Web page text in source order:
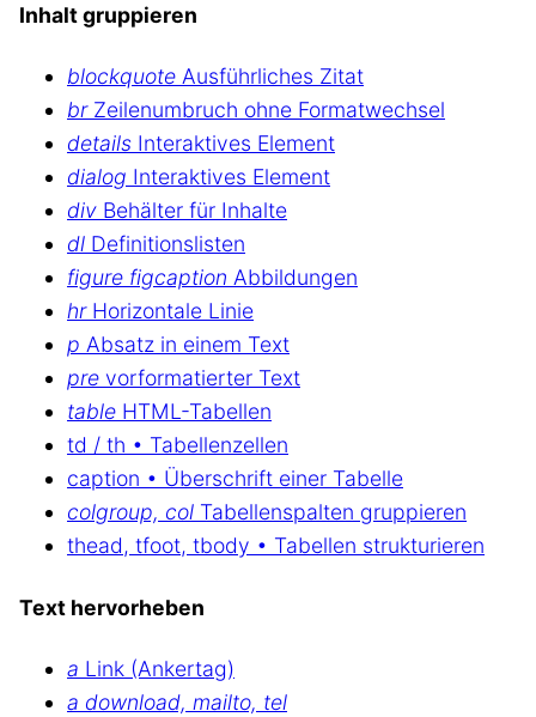
Inhalt gruppieren
blockquote Ausführliches Zitat
brZeilenumbruch ohne Formatwechsel
details Interaktives Element
dialog Interaktives Element
div Behälter für Inhalte
dl Definitionslisten
figure figcaption Abbildungen
hrHorizontale Linie
p Absatz in einem Text
pre vorformatierter Text
table HTML-Tabellen
td / th • Tabellenzellen
caption • Überschrift einer Tabelle
colgroup, col Tabellenspalten gruppieren
thead, tfoot, tbody • Tabellen strukturieren
Text hervorheben
a Link (Ankertag)
a download, mailto, tel